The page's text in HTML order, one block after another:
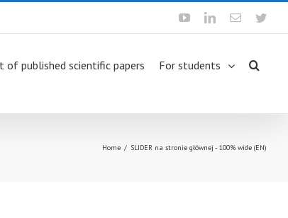
YoutubeLinkedinEmail
of published scientific papers For students
Home / SLIDER na stronie głównej - 100% wide (EN)